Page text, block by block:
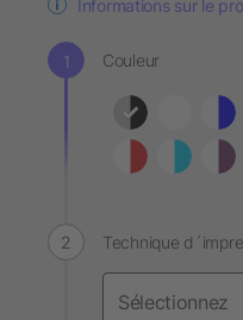
Informations sur le
Couleur
Technique